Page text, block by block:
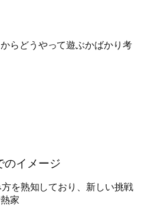
らどうやって遊ぶかばかり考
のイメージ
を熟知しており、新しい挑戦
家